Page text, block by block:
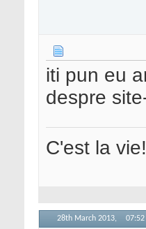
iti pun eu
despre
C'est la vie!
28th March 2013, 07:52